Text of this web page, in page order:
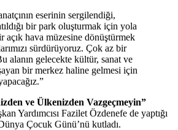
eserinin sergilendiği,
bir park oluşturmak için yola
açık hava müzesine dönüştürmek
sürdürüyoruz. Çok az bir
alanın gelecekte kültür, sanat ve
bir merkez haline gelmesi için
ve Ülkenizden Vazgeçmeyin”
Yardımcısı Fazilet Özdenefe de yaptığı
Çocuk Günü’nü kutladı.